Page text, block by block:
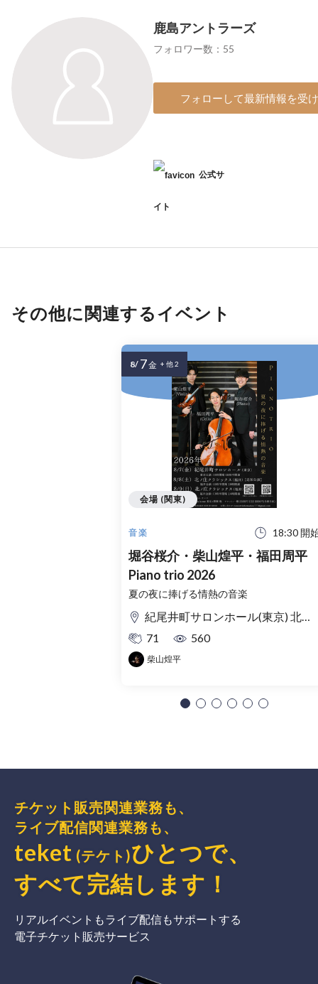
鹿島アントラーズ
フォロワー数：55
フォローして最新情報を受
公式サ
イト
その他に関連するイベント
音楽 18:30 開
堀谷桜介・柴山煌平・福田周平
Piano trio 2026
夏の夜に捧げる情熱の音楽
紀尾井町サロンホール(東京) 北ノ庄クラシックス(福井)
71
560
柴山煌平
会場 (関東)
8/ 7金 + 他 2
チケット販売関連業務も、
ライブ配信関連業務も、
teket (テケト)ひとつで、
すべて完結 します ！
リアルイベントもライブ配信もサポートする
電子チケット販売サービス